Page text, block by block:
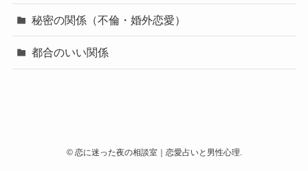
秘密の関係（不倫・婚外恋愛）
都合のいい関係
©恋に迷った夜の相談室｜恋愛占いと男性心理.